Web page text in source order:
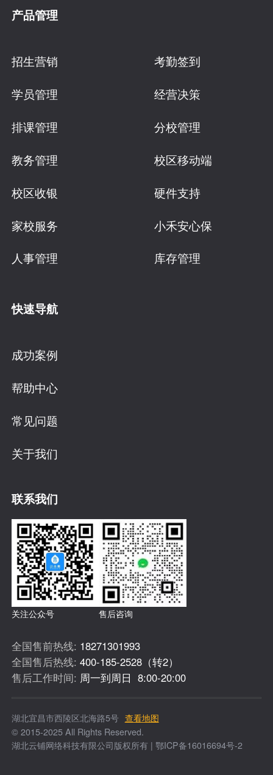
产品管理
招生营销
考勤签到
学员管理
经营决策
排课管理
分校管理
教务管理
校区移动端
校区收银
硬件支持
家校服务
小禾安心保
人事管理
库存管理
快速导航
成功案例
帮助中心
常见问题
关于我们
联系我们
关注公众号 售后咨询
全国售前热线: 18271301993
全国售后热线: 400-185-2528（转2）
售后工作时间: 周一到周日 8:00-20:00
湖北宜昌市西陵区北海路5号 查看地图
© 2015-2025 All Rights Reserved.
湖北云铺网络科技有限公司版权所有 | 鄂ICP备16016694号-2